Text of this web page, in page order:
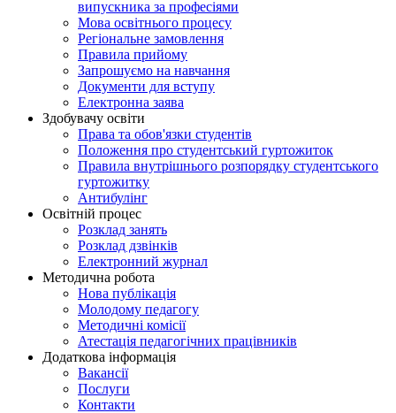
випускника за професіями
Мова освітнього процесу
Регіональне замовлення
Правила прийому
Запрошуємо на навчання
Документи для вступу
Електронна заява
Здобувачу освіти
Права та обов'язки студентів
Положення про студентський гуртожиток
Правила внутрішнього розпорядку студентського
гуртожитку
Антибулінг
Освітній процес
Розклад занять
Розклад дзвінків
Електронний журнал
Методична робота
Нова публікація
Молодому педагогу
Методичні комісії
Атестація педагогічних працівників
Додаткова інформація
Вакансії
Послуги
Контакти